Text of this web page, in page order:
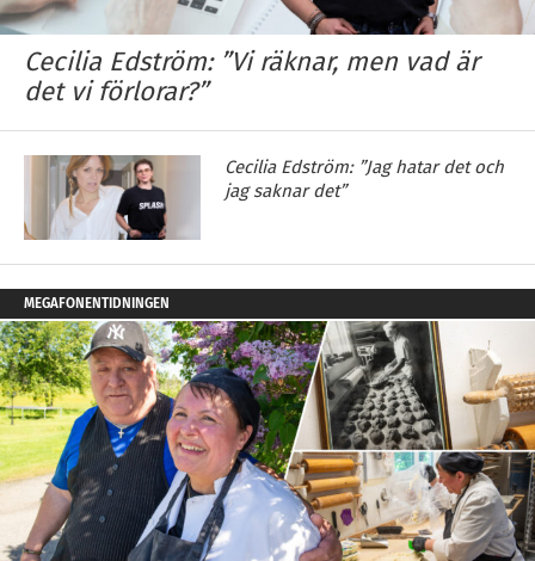
Cecilia Edström: ”Vi räknar, men vad är
det vi förlorar?”
Cecilia Edström: ”Jag hatar det och
jag saknar det”
MEGAFONENTIDNINGEN